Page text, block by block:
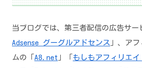
当ブログでは、第三者配信の広告サー
Adsense グーグルアドセンス 」、ア
ムの「 A8.net もしもアフィリエイ